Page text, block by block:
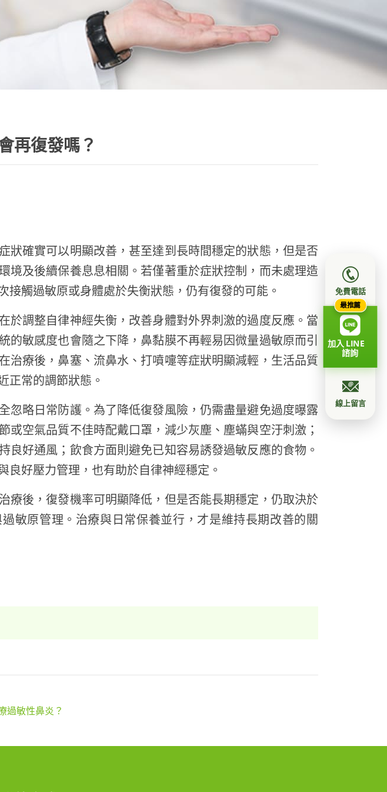
再復發嗎？
狀確實可以明顯改善，甚至達到長時間穩定的狀態，但是否
境及後續保養息息相關。若僅著重於症狀控制，而未處理造
接觸過敏原或身體處於失衡狀態，仍有復發的可能。
於調整自律神經失衡，改善身體對外界刺激的過度反應。當
的敏感度也會隨之下降，鼻黏膜不再輕易因微量過敏原而引
治療後，鼻塞、流鼻水、打噴嚏等症狀明顯減輕，生活品質
正常的調節狀態。
忽略日常防護。為了降低復發風險，仍需盡量避免過度曝露
或空氣品質不佳時配戴口罩，減少灰塵、塵蟎與空汙刺激；
良好通風；飲食方面則避免已知容易誘發過敏反應的食物。
良好壓力管理，也有助於自律神經穩定。
療後，復發機率可明顯降低，但是否能長期穩定，仍取決於
敏原管理。治療與日常保養並行，才是維持長期改善的關
過敏性鼻炎？
免費電話
最推薦
加入 LINE
諮詢
線上留言